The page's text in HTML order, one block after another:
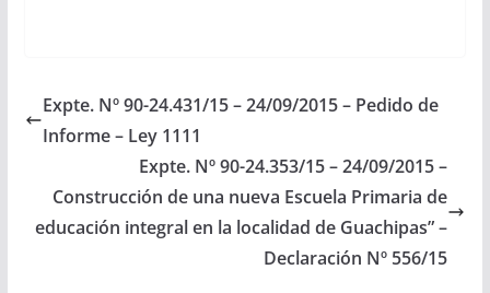
gestionen las medidas
que resulten
necesarias, a los fines
que se disponga a la…
Expte. Nº 90-24.431/15 – 24/09/2015 – Pedido de
Informe – Ley 1111
Expte. Nº 90-24.353/15 – 24/09/2015 –
Construcción de una nueva Escuela Primaria de
educación integral en la localidad de Guachipas” –
Declaración Nº 556/15